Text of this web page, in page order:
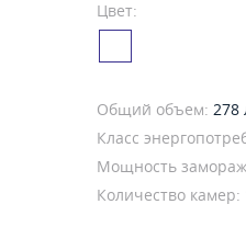
Цвет:
Общий объем: 278
Класс
Мощность
Количество камер: